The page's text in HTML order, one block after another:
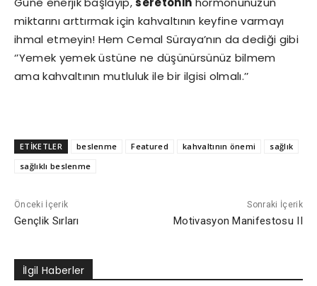
miktarını arttırmak için kahvaltının keyfine varmayı
ihmal etmeyin! Hem Cemal Süraya’nın da dediği gibi
‘’Yemek yemek üstüne ne düşünürsünüz bilmem
ama kahvaltının mutluluk ile bir ilgisi olmalı.’’
ETİKETLER beslenme Featured kahvaltının önemi
sağlık
sağlıklı beslenme
Önceki İçerik
Gençlik Sırları
Sonraki İçerik
Motivasyon Manifestosu II
İlgil Haberler